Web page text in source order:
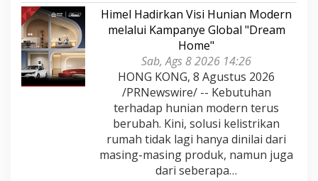
Himel Hadirkan Visi Hunian Modern
melalui Kampanye Global "Dream
Home"
Sab, Ags 8 2026 14:26
HONG KONG, 8 Agustus 2026
/PRNewswire/ -- Kebutuhan
terhadap hunian modern terus
berubah. Kini, solusi kelistrikan
rumah tidak lagi hanya dinilai dari
masing-masing produk, namun juga
dari seberapa…